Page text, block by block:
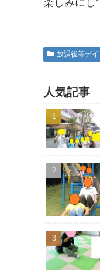
楽しみにし
放課後等デ
人気記事